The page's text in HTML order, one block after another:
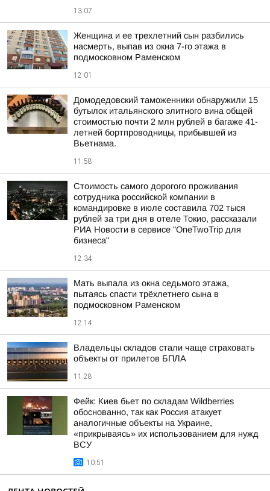
13:07
Женщина и ее трехлетний сын разбились
насмерть, выпав из окна 7-го этажа в
подмосковном Раменском
12:01
Домодедовский таможенники обнаружили 15
бутылок итальянского элитного вина общей
стоимостью почти 2 млн рублей в багаже 41-
летней бортпроводницы, прибывшей из
Вьетнама.
11:58
Стоимость самого дорогого проживания
сотрудника российской компании в
командировке в июле составила 702 тыся
рублей за три дня в отеле Токио, рассказали
РИА Новости в сервисе "OneTwoTrip для
бизнеса"
12:34
Мать выпала из окна седьмого этажа,
пытаясь спасти трёхлетнего сына в
подмосковном Раменском
12:14
Владельцы складов стали чаще страховать
объекты от прилетов БПЛА
11:28
Фейк: Киев бьет по складам Wildberries
обоснованно, так как Россия атакует
аналогичные объекты на Украине,
«прикрываясь» их использованием для нужд
ВСУ
10:51